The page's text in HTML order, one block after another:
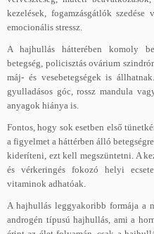
kezelések, fogamzásgátlók szedése
emocionális stressz.
A hajhullás hátterében komoly
betegség, policisztás ovárium
máj- és vesebetegségek is
gyulladásos góc, rossz mandula
anyagok hiánya is.
Fontos, hogy sok esetben első
a figyelmet a háttérben álló
kideríteni, ezt kell megszüntetni. A
és vérkeringés fokozó helyi
vitaminok adhatóak.
A hajhullás leggyakoribb formája a
androgén típusú hajhullás, ami a